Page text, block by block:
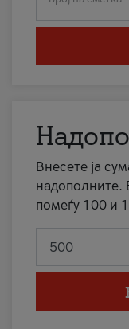
Внесете ја
надополните.
помеѓу 100 и